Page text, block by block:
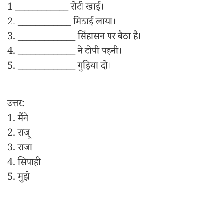
1 ____________ रोटी खाई।
2. ____________ मिठाई लाया।
3. _____________ सिंहासन पर बैठा है।
4. _____________ ने टोपी पहनी।
5. _____________ गुड़िया दो।
उत्तर:
1. मैंने
2. राजू
3. राजा
4. सिपाही
5. मुझे